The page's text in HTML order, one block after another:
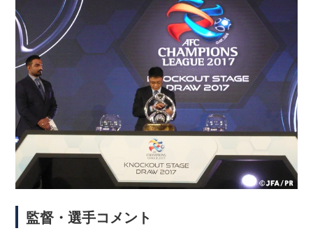
監督・選手コメント